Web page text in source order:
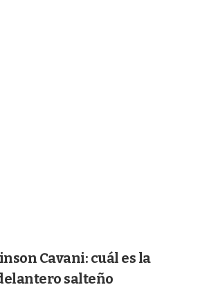
Cavani: cuál es la
salteño